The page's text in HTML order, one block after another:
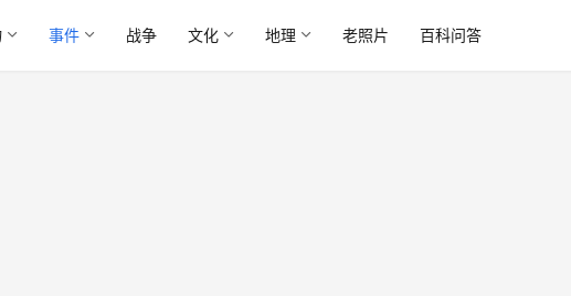
事件 战争 文化 地理 老照片 百科问答